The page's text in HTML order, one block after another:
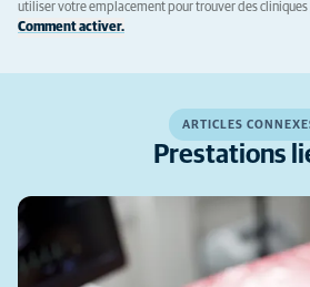
utiliser votre emplacement pour trouver des cliniques
Comment activer.
ARTICLES
Prestations